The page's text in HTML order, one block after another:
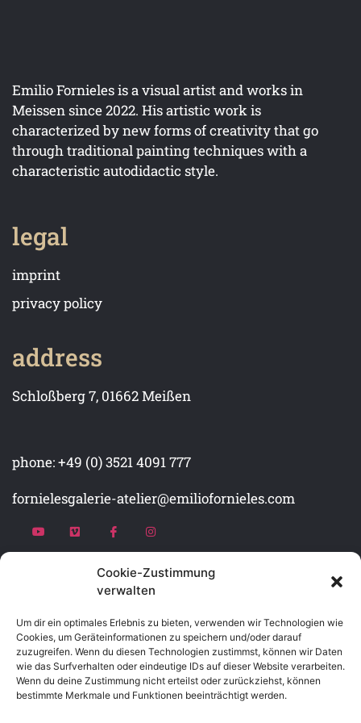
Cookie-Zustimmung
verwalten
Um dir ein optimales Erlebnis zu bieten, verwenden wir Technologien wie
Cookies, um Geräteinformationen zu speichern und/oder darauf
zuzugreifen. Wenn du diesen Technologien zustimmst, können wir Daten
wie das Surfverhalten oder eindeutige IDs auf dieser Website verarbeiten.
Wenn du deine Zustimmung nicht erteilst oder zurückziehst, können
bestimmte Merkmale und Funktionen beeinträchtigt werden.
Emilio Fornieles is a visual artist and works in
Meissen since 2022. His artistic work is
characterized by new forms of creativity that go
through traditional painting techniques with a
characteristic autodidactic style.
legal
imprint
privacy policy
address
Schloßberg 7, 01662 Meißen
phone: +49 (0) 3521 4091 777
fornielesgalerie-atelier@emiliofornieles.com
opening hours
Only appointments and special days "Open
Doors"
To make an appointment: fornielesgalerie-